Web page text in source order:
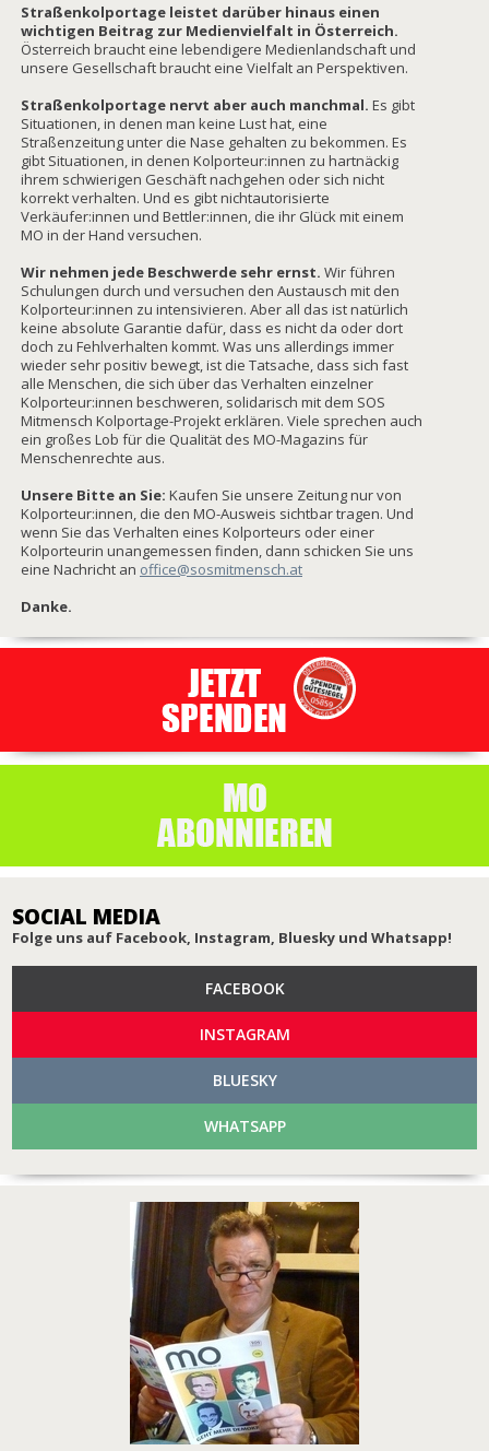
Straßenkolportage leistet darüber hinaus einen
wichtigen Beitrag zur Medienvielfalt in Österreich.
Österreich braucht eine lebendigere Medienlandschaft und
unsere Gesellschaft braucht eine Vielfalt an Perspektiven.
Straßenkolportage nervt aber auch manchmal. Es gibt
Situationen, in denen man keine Lust hat, eine
Straßenzeitung unter die Nase gehalten zu bekommen. Es
gibt Situationen, in denen Kolporteur:innen zu hartnäckig
ihrem schwierigen Geschäft nachgehen oder sich nicht
korrekt verhalten. Und es gibt nichtautorisierte
Verkäufer:innen und Bettler:innen, die ihr Glück mit einem
MO in der Hand versuchen.
Wir nehmen jede Beschwerde sehr ernst. Wir führen
Schulungen durch und versuchen den Austausch mit den
Kolporteur:innen zu intensivieren. Aber all das ist natürlich
keine absolute Garantie dafür, dass es nicht da oder dort
doch zu Fehlverhalten kommt. Was uns allerdings immer
wieder sehr positiv bewegt, ist die Tatsache, dass sich fast
alle Menschen, die sich über das Verhalten einzelner
Kolporteur:innen beschweren, solidarisch mit dem SOS
Mitmensch Kolportage-Projekt erklären. Viele sprechen auch
ein großes Lob für die Qualität des MO-Magazins für
Menschenrechte aus.
Unsere Bitte an Sie: Kaufen Sie unsere Zeitung nur von
Kolporteur:innen, die den MO-Ausweis sichtbar tragen. Und
wenn Sie das Verhalten eines Kolporteurs oder einer
Kolporteurin unangemessen finden, dann schicken Sie uns
eine Nachricht an office@sosmitmensch.at
Danke.
SOCIAL MEDIA
Folge uns auf Facebook, Instagram, Bluesky und Whatsapp!
FACEBOOK
INSTAGRAM
BLUESKY
WHATSAPP